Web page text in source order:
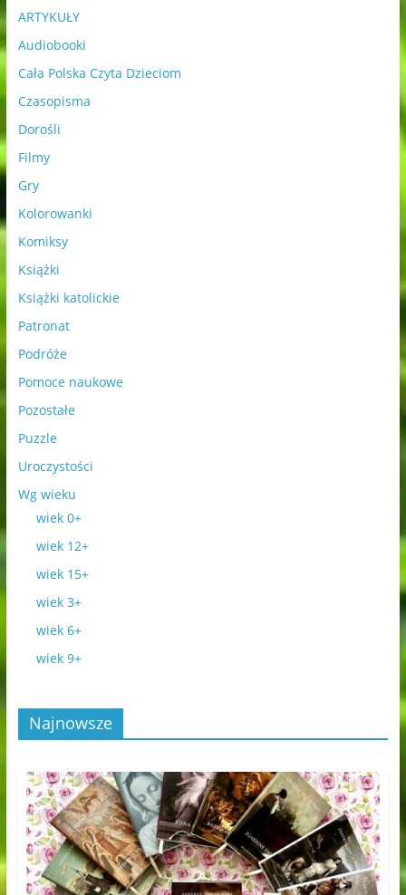
ARTYKUŁY
Audiobooki
Cała Polska Czyta Dzieciom
Czasopisma
Dorośli
Filmy
Gry
Kolorowanki
Komiksy
Książki
Książki katolickie
Patronat
Podróże
Pomoce naukowe
Pozostałe
Puzzle
Uroczystości
Wg wieku
wiek 0+
wiek 12+
wiek 15+
wiek 3+
wiek 6+
wiek 9+
Najnowsze